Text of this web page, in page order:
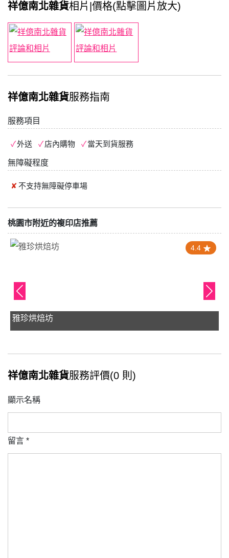
祥億南北雜貨相片|價格(點擊圖片放大)
祥億南北雜貨服務指南
服務項目
外送 店內購物 當天到貨服務
無障礙程度
不支持無障礙停車場
桃園市附近的複印店推薦
4.4
雅珍烘焙坊
祥億南北雜貨服務評價(0 則)
顯示名稱
留言 *